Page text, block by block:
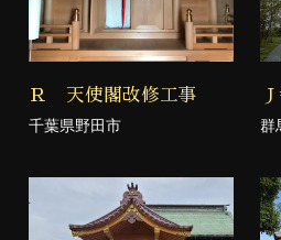
Ｒ 天使閣改修工事
千葉県野田市
群